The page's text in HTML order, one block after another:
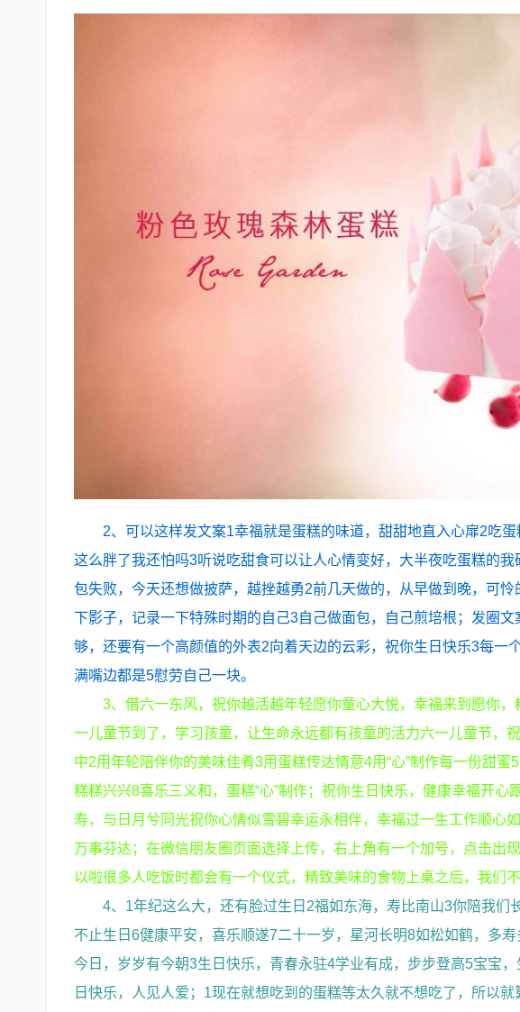
2、可以这样发文案1幸福就是蛋糕的味道，甜甜地直入心扉2吃
这么胖了我还怕吗3听说吃甜食可以让人心情变好，大半夜吃蛋糕的
包失败，今天还想做披萨，越挫越勇2前几天做的，从早做到晚，可
下影子，记录一下特殊时期的自己3自己做面包，自己煎培根；发圈
够，还要有一个高颜值的外表2向着天边的云彩，祝你生日快乐3每一
满嘴边都是5慰劳自己一块。
3、借六一东风，祝你越活越年轻愿你童心大悦，幸福来到愿你
一儿童节到了，学习孩童，让生命永远都有孩童的活力六一儿童节，
中2用年轮陪伴你的美味佳肴3用蛋糕传达情意4用“心”制作每一份甜
糕糕兴兴8喜乐三义和，蛋糕“心”制作；祝你生日快乐，健康幸福开
寿，与日月兮同光祝你心情似雪碧幸运永相伴，幸福过一生工作顺心
万事芬达；在微信朋友圈页面选择上传，右上角有一个加号，点击出
以啦很多人吃饭时都会有一个仪式，精致美味的食物上桌之后，我们
4、1年纪这么大，还有脸过生日2福如东海，寿比南山3你陪我们
不止生日6健康平安，喜乐顺遂7二十一岁，星河长明8如松如鹤，多
今日，岁岁有今朝3生日快乐，青春永驻4学业有成，步步登高5宝宝
日快乐，人见人爱；1现在就想吃到的蛋糕等太久就不想吃了，所以